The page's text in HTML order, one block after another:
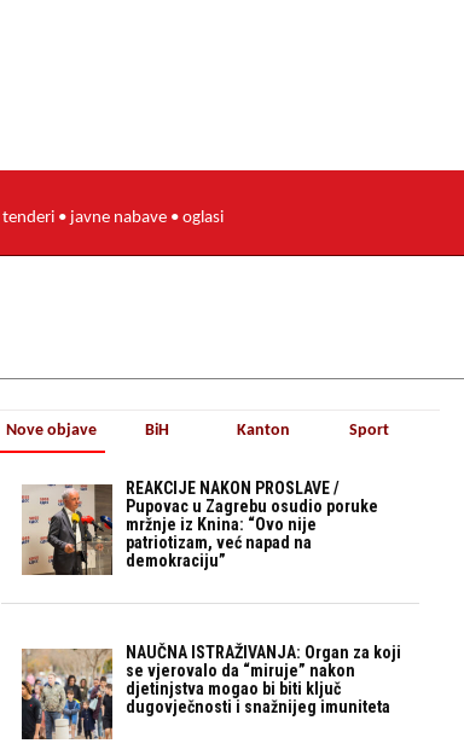
tenderi • javne nabave • oglasi
Nove objave
REAKCIJE NAKON PROSLAVE /
Pupovac u Zagrebu osudio poruke
mržnje iz Knina: “Ovo nije
patriotizam, već napad na
demokraciju”
NAUČNA ISTRAŽIVANJA: Organ za koji
se vjerovalo da “miruje” nakon
djetinjstva mogao bi biti ključ
dugovječnosti i snažnijeg imuniteta
BiH Kanton Sport